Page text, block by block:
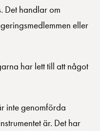
Det handlar om
eller
har lett till att något
inte genomförda
är. Det har